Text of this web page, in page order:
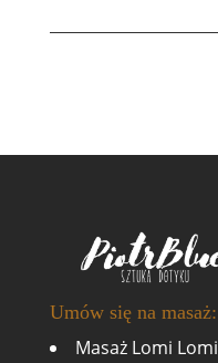
Umów się na masaż:
Masaż Lomi Lomi